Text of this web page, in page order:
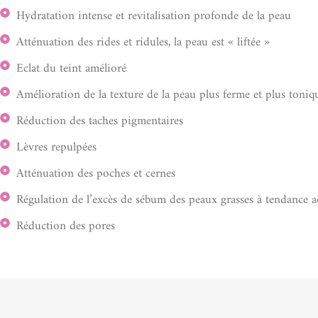
Hydratation intense et revitalisation profonde de la peau
Atténuation des rides et ridules, la peau est « liftée »
Eclat du teint amélioré
Amélioration de la texture de la peau plus ferme et plus
Réduction des taches pigmentaires
Lèvres repulpées
Atténuation des poches et cernes
Régulation de l’excès de sébum des peaux grasses à tendance
Réduction des pores